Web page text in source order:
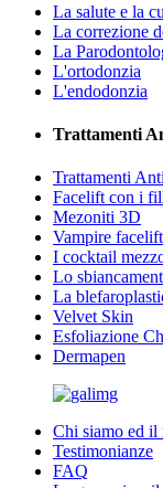
La salute e la
La correzione
La
L'ortodonzia
L'endodonzia
Trattamenti
Trattamenti
Facelift con i
Mezoniti 3D
Vampire facelift
I cocktail
Lo
La
Velvet Skin
Esfoliazione
Dermapen
Chi siamo ed il
Testimonianze
FAQ